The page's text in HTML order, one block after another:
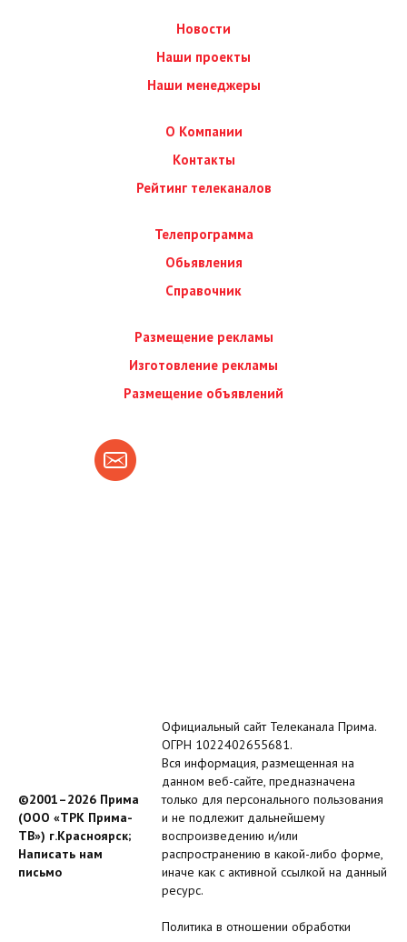
Новости
Наши проекты
Наши менеджеры
О Компании
Контакты
Рейтинг телеканалов
Телепрограмма
Обьявления
Справочник
Размещение рекламы
Изготовление рекламы
Размещение объявлений
©2001–2026 Прима
(ООО «ТРК Прима-
ТВ») г.Красноярск;
Написать нам
письмо
Официальный сайт Телеканала Прима.
ОГРН 1022402655681.
Вся информация, размещенная на
данном веб-сайте, предназначена
только для персонального пользования
и не подлежит дальнейшему
воспроизведению и/или
распространению в какой-либо форме,
иначе как с активной ссылкой на данный
ресурс.
Политика в отношении обработки